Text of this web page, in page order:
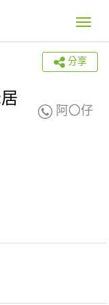
Toggle
分享
阿〇仔